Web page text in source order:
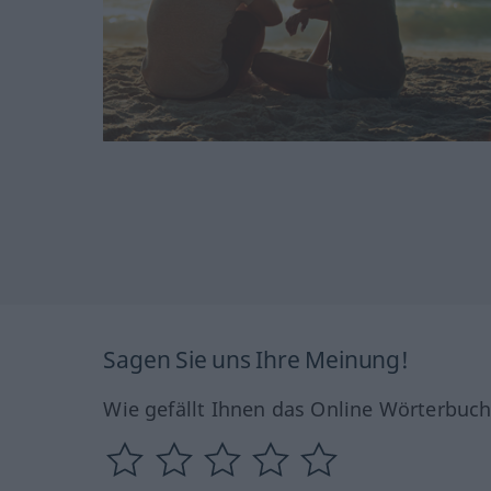
Sagen Sie uns Ihre Meinung!
Wie gefällt Ihnen das Online